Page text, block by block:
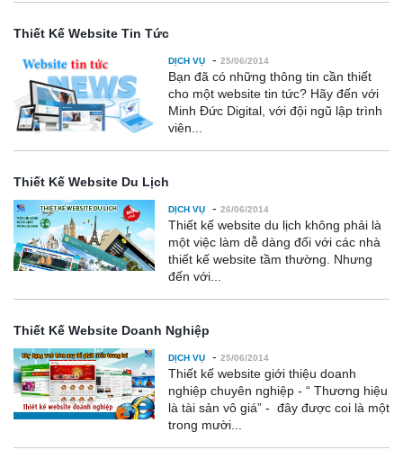
Thiết Kế Website Tin Tức
DỊCH VỤ - 25/06/2014
Bạn đã có những thông tin cần thiết
cho một website tin tức? Hãy đến với
Minh Đức Digital, với đội ngũ lập trình
viên...
Thiết Kế Website Du Lịch
DỊCH VỤ - 26/06/2014
Thiết kế website du lịch không phải là
một việc làm dễ dàng đối với các nhà
thiết kế website tầm thường. Nhưng
đến với...
Thiết Kế Website Doanh Nghiệp
DỊCH VỤ - 25/06/2014
Thiết kế website giới thiệu doanh
nghiệp chuyên nghiệp - “ Thương hiệu
là tài sản vô giá” - đây được coi là một
trong mười...